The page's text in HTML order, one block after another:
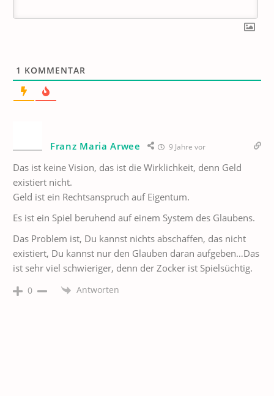
1 KOMMENTAR
Franz Maria Arwee 9 Jahre vor
Das ist keine Vision, das ist die Wirklichkeit, denn Geld
existiert nicht.
Geld ist ein Rechtsanspruch auf Eigentum.
Es ist ein Spiel beruhend auf einem System des Glaubens.
Das Problem ist, Du kannst nichts abschaffen, das nicht
existiert, Du kannst nur den Glauben daran aufgeben…Das
ist sehr viel schwieriger, denn der Zocker ist Spielsüchtig.
0 Antworten